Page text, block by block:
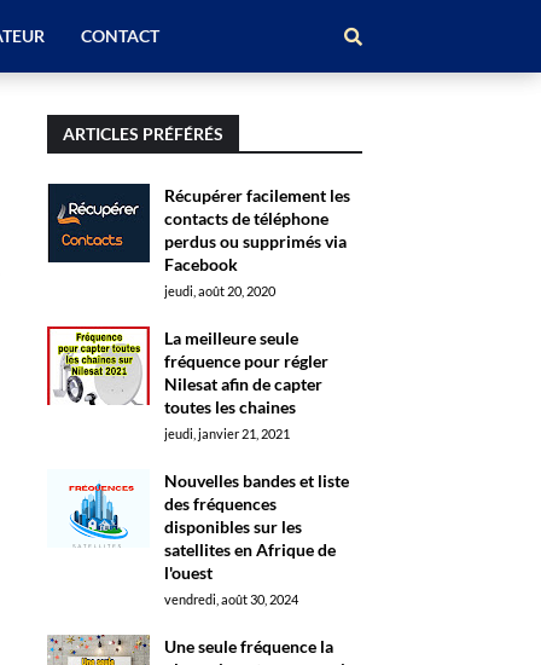
CONTACT
ARTICLES PRÉFÉRÉS
Récupérer facilement les
contacts de téléphone
perdus ou supprimés via
Facebook
jeudi, août 20, 2020
La meilleure seule
fréquence pour régler
Nilesat afin de capter
toutes les chaines
jeudi, janvier 21, 2021
Nouvelles bandes et liste
des fréquences
disponibles sur les
satellites en Afrique de
l'ouest
vendredi, août 30, 2024
Une seule fréquence la